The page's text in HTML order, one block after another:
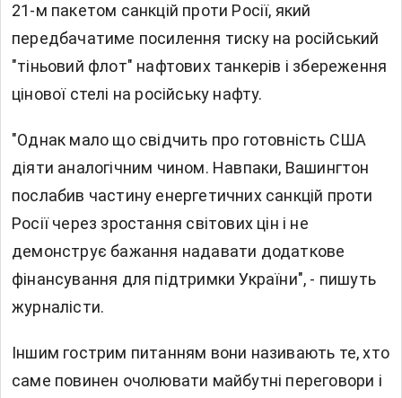
21-м пакетом санкцій проти Росії, який
передбачатиме посилення тиску на російський
"тіньовий флот" нафтових танкерів і збереження
цінової стелі на російську нафту.
"Однак мало що свідчить про готовність США
діяти аналогічним чином. Навпаки, Вашингтон
послабив частину енергетичних санкцій проти
Росії через зростання світових цін і не
демонструє бажання надавати додаткове
фінансування для підтримки України", - пишуть
журналісти.
Іншим гострим питанням вони називають те, хто
саме повинен очолювати майбутні переговори і